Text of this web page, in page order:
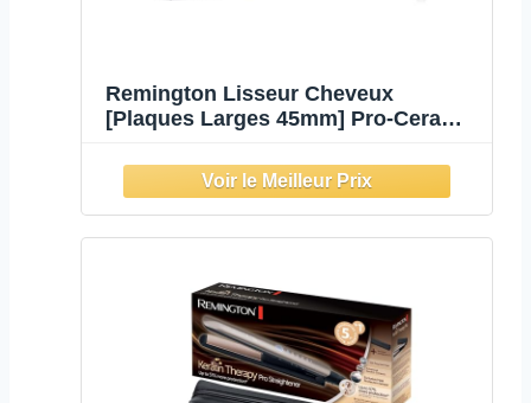
Remington Lisseur Cheveux
[Plaques Larges 45mm] Pro-Ceramic
bouclés et longs | Céramique, Ecran
LCD, 150-230°C, pochette) Fer à
lisser S5525